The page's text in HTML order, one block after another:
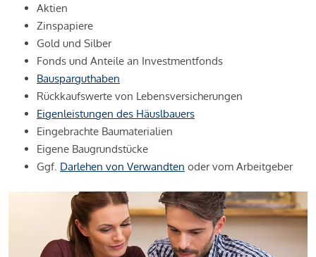
Aktien
Zinspapiere
Gold und Silber
Fonds und Anteile an Investmentfonds
Bausparguthaben
Rückkaufswerte von Lebensversicherungen
Eigenleistungen des Häuslbauers
Eingebrachte Baumaterialien
Eigene Baugrundstücke
Ggf. Darlehen von Verwandten oder vom Arbeitgeber